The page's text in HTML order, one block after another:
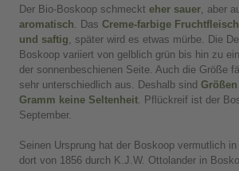
Der Bio-Boskoop schmeckt eher sauer , aber
aromatisch . Das Creme-farbige Fruchtfleisch
und saftig , später wird es etwas mürbe. Die
Boskoop variiert von gelblich grün bis hin zu
der sonnenbeschienen Seite. Auch die Größe
sehr unterschiedlich aus. Deshalb sind
Gramm keine Seltenheit . Pflückreif ist der
September.
Seinen Ursprung hat der Boskoop vermutlich
dort von 1856 durch K.J.W. Ottolander in